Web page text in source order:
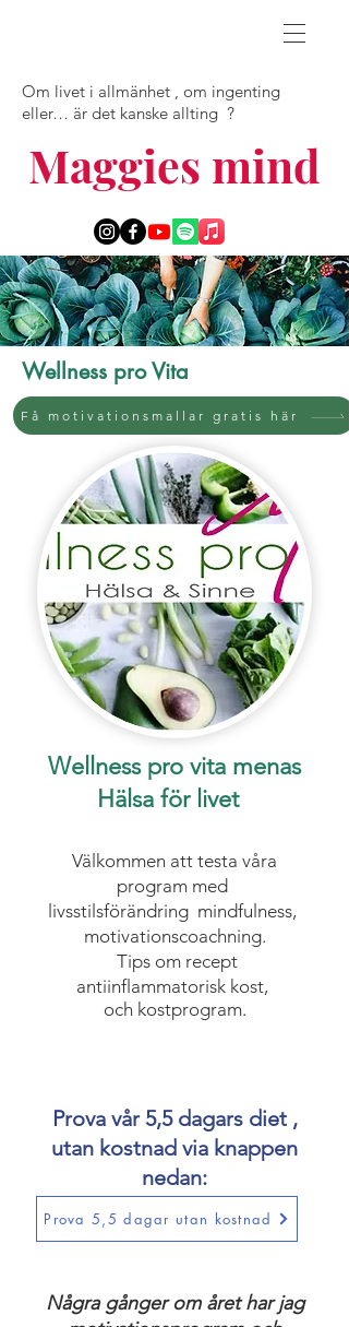
Om livet i allmänhet , om ingenting
eller… är det kanske allting ?
Maggies mind
Wellness pro Vita
Få motivationsmallar gratis här
Wellness pro vita menas
Hälsa för livet
Välkommen att testa våra
program med
livsstilsförändring mindfulness,
motivationscoachning.
Tipsom recept
antiinflammatorisk kost,
och kostprogram.
Prova vår 5,5 dagars diet ,
utan kostnad via knappen
nedan:
Några gånger om året har jag
Prova 5,5 dagar utan kostnad